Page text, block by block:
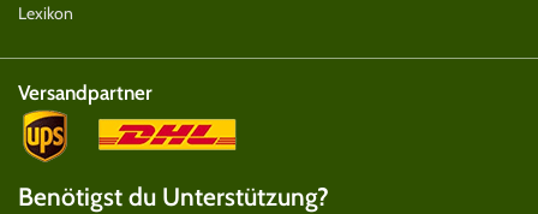
Lexikon
Versandpartner
Benötigst du Unterstützung?